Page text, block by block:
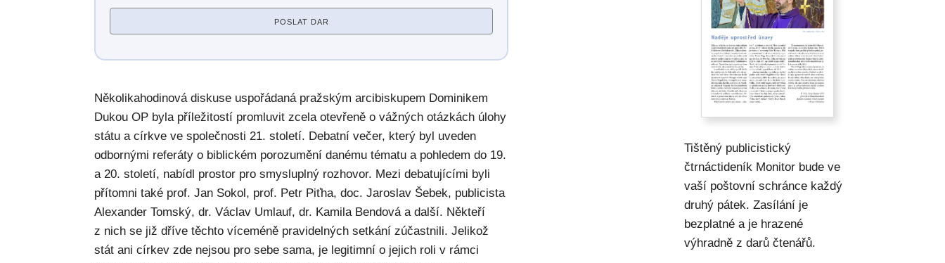
POSLAT DAR
Několikahodinová diskuse uspořádaná pražským arcibiskupem Dominikem
Dukou OP byla příležitostí promluvit zcela otevřeně o vážných otázkách úlohy
státu a církve ve společnosti 21. století. Debatní večer, který byl uveden
odbornými referáty o biblickém porozumění danému tématu a pohledem do 19.
a 20. století, nabídl prostor pro smysluplný rozhovor. Mezi debatujícími byli
přítomni také prof. Jan Sokol, prof. Petr Piťha, doc. Jaroslav Šebek, publicista
Alexander Tomský, dr. Václav Umlauf, dr. Kamila Bendová a další. Někteří
z nich se již dříve těchto víceméně pravidelných setkání zúčastnili. Jelikož
stát ani církev zde nejsou pro sebe sama, je legitimní o jejich roli v rámci
Tištěný publicistický
čtrnáctideník Monitor bude ve
vaší poštovní schránce každý
druhý pátek. Zasílání je
bezplatné a je hrazené
výhradně z darů čtenářů.